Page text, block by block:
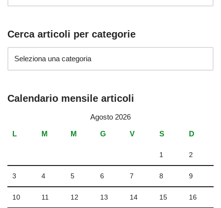
Cerca articoli per categorie
Calendario mensile articoli
Agosto 2026
L
M M G V S D
1 2
3 4 5 6 7 8 9
10 11 12 13 14 15 16